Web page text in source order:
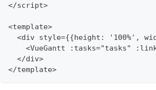
</script>
<template>
<div style={{height: '100%',
<VueGantt :tasks="tasks"
  </div>
</template>